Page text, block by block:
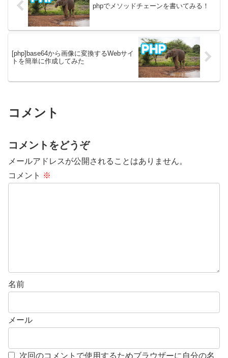
phpでメソッドチェーンを書いてみる！
[php]base64から画像に変換するWebサイ
トを簡単に作成してみた
コメント
コメントをどうぞ
メールアドレスが公開されることはありません。
コメント ※
名前
メール
次回のコメントで使用するためブラウザーに自分の名